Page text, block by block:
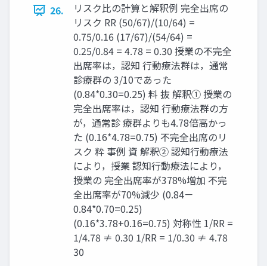
26.
リスク比の計算と解釈例 完全出席の
リスク RR (50/67)/(10/64) =
0.75/0.16 (17/67)/(54/64) =
0.25/0.84 = 4.78 = 0.30 授業の不完全
出席率は，認知 ⾏動療法群は，通常
診療群の 3/10であった
(0.84*0.30=0.25) 料 抜 解釈① 授業の
完全出席率は，認知 ⾏動療法群の⽅
が，通常診 療群よりも4.78倍高かっ
た (0.16*4.78=0.75) 不完全出席のリ
スク 粋 事例 資 解釈② 認知⾏動療法
により，授業 認知⾏動療法により，
授業の 完全出席率が378%増加 不完
全出席率が70%減少 (0.84－
0.84*0.70=0.25)
(0.16*3.78+0.16=0.75) 対称性 1/RR =
1/4.78 ≠ 0.30 1/RR = 1/0.30 ≠ 4.78
30